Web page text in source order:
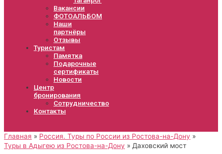
Вакансии
ФОТОАЛЬБОМ
Наши
партнёры
Отзывы
Туристам
Памятка
Подарочные
сертификаты
Новости
Центр
бронирования
Сотрудничество
Контакты
Главная
Россия. Туры по России из Ростова-на-Дону
Туры в Адыгею из Ростова-на-Дону
Даховский мост